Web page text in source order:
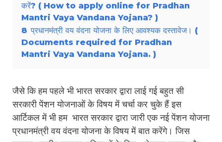
करें? ( How to apply online for Pradhan
Mantri Vaya Vandana Yojana? )
8 प्रधानमंत्री वय वंदना योजना के लिए आवश्यक दस्तावेज। (
Documents required for Pradhan
Mantri Vaya Vandana Yojana. )
जैसे कि हम पहले भी भारत सरकार द्वारा लाई गई बहुत सी
सरकारी पेंशन योजनाओं के विषय में चर्चा कर चुके हैं इस
आर्टिकल में भी हम भारत सरकार द्वारा जारी एक नई पेंशन योजना
प्रधानमंत्री वय वंदना योजना के विषय में बात करेंगे। जिस